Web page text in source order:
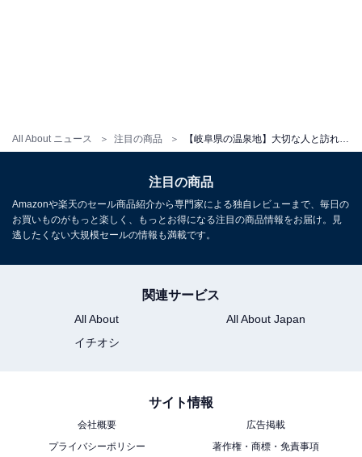
All About ニュース 注目の商品
アクセス
交通手段：JR高山駅より濃飛バスで約70分「福地温泉」
下車徒歩1分／中部縦貫自動車道「高山西IC」より約60
分
大人1名（参考価格）：2万4310円
※料金は公式Webサイト参考価格
※プラン・部屋により価格は変動します
チェックイン：15:00
チェックアウト：11:00
注目の商品
Amazonや楽天のセール商品紹介から専門家による独自レビューまで、毎日の
お買いものがもっと楽しく、もっとお得になる注目の商品情報をお届け。見
逃したくない大規模セールの情報も満載です。
関連サービス
All About
All About Japan
イチオシ
サイト情報
会社概要
広告掲載
プライバシーポリシー
著作権・商標・免責事項